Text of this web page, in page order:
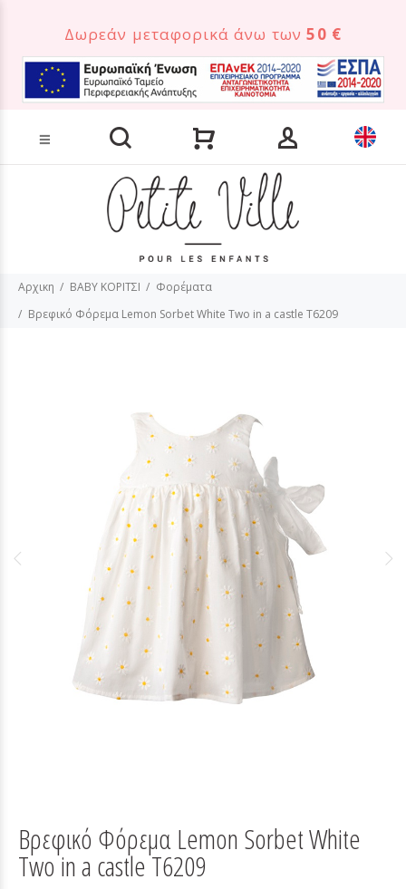
Δωρεάν μεταφορικά άνω των50 €
Αρχικη BABY ΚΟΡΙΤΣΙ
Φορέματα
Βρεφικό Φόρεμα Lemon Sorbet White Two in a castle T6209
Βρεφικό Φόρεμα Lemon Sorbet White
Two in a castle T6209